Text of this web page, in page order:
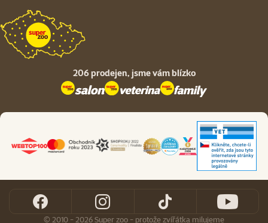
206 prodejen, jsme vám blízko
© 2010 - 2026 Super zoo - protože zvířátka milujeme